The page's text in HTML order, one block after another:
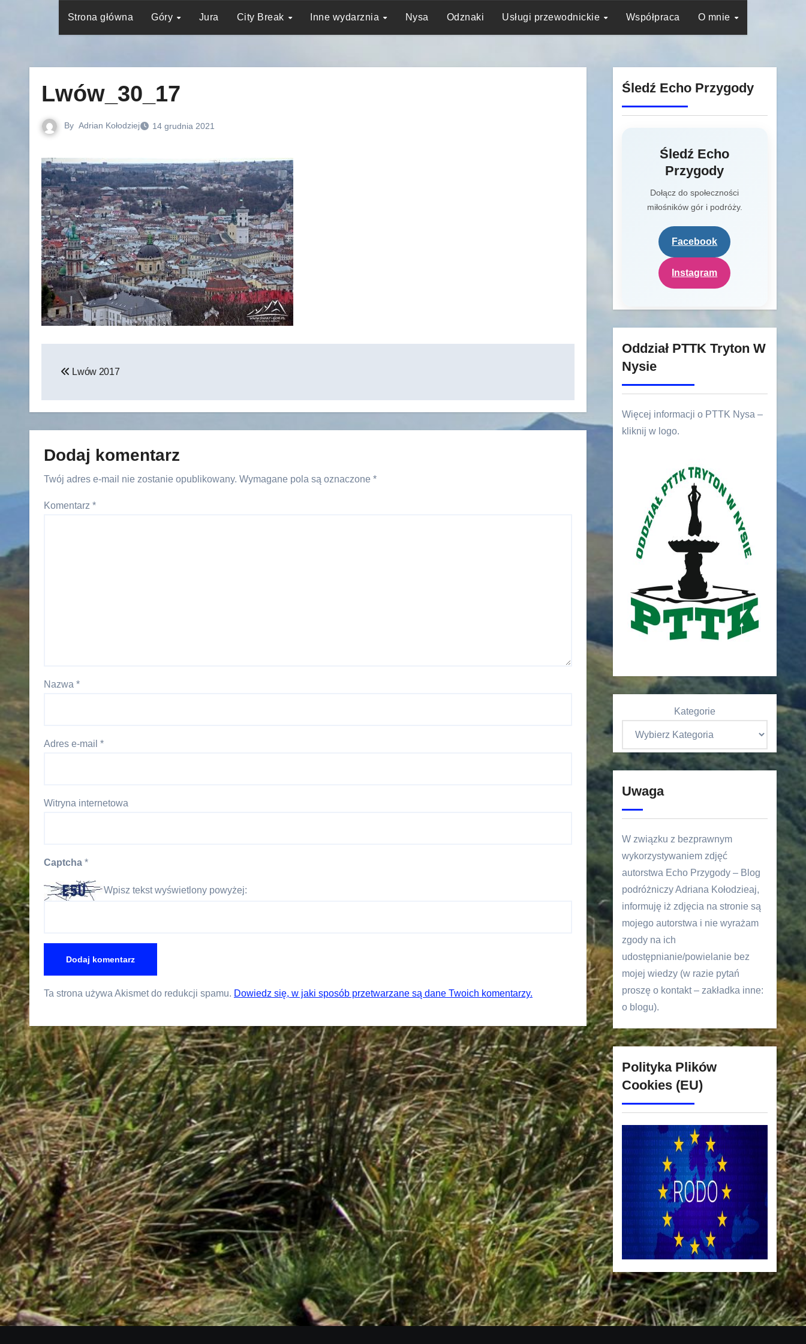
Strona główna Góry Jura City Break Inne wydarznia Nysa Odznaki Usługi przewodnickie Współpraca O mnie
Lwów_30_17
By Adrian Kołodziej 14 grudnia 2021
wpisuLwów 2017
Dodaj komentarz
Twój adres e-mail nie zostanie opublikowany. Wymagane pola są oznaczone *
Komentarz *
Nazwa *
Adres e-mail *
Witryna internetowa
Captcha *
Wpisz tekst wyświetlony powyżej:
Ta strona używa Akismet do redukcji spamu. Dowiedz się, w jaki sposób przetwarzane są dane Twoich komentarzy.
Śledź Echo Przygody
Śledź Echo
Przygody
Dołącz do społeczności
miłośników gór i podróży.
Facebook
Instagram
Oddział PTTK Tryton W
Nysie
Więcej informacji o PTTK Nysa –
kliknij w logo.
Kategorie
Uwaga
W związku z bezprawnym
wykorzystywaniem zdjęć
autorstwa Echo Przygody – Blog
podróżniczy Adriana Kołodzieaj,
informuję iż zdjęcia na stronie są
mojego autorstwa i nie wyrażam
zgody na ich
udostępnianie/powielanie bez
mojej wiedzy (w razie pytań
proszę o kontakt – zakładka inne:
o blogu).
Polityka Plików
Cookies (EU)